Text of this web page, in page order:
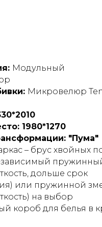
Модульный
Микровелюр
1980*1270
"Пума"
– брус хвойных
дольше срок
или пружинной
на выбор
короб для белья в